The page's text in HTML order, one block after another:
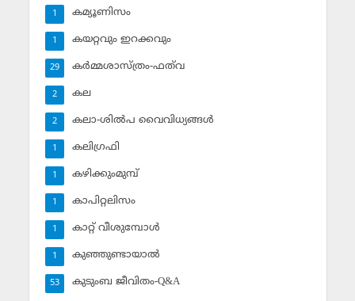
കമ്യൂണിസം
1
കയറ്റവും ഇറക്കവും
1
കര്‍മ്മശാസ്ത്രം-ഫത്‌വ
29
കല
2
കലാ-ശില്‍പ വൈവിധ്യങ്ങള്‍
2
കലിഗ്രഫി
1
കഴിക്കുംമുമ്പ്
1
കാപിറ്റലിസം
1
കാറ്റ് വീശുമ്പോള്‍
1
കുഞ്ഞുണ്ടായാല്‍
1
കുടുംബ ജീവിതം-Q&A
53